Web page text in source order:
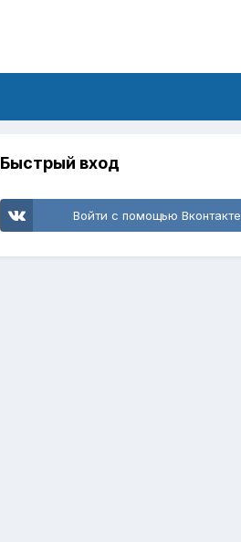
Быстрый вход
Войти с помощью Вконтакте